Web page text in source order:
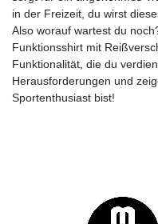
in der Freizeit, du wirst
Also worauf wartest du
Funktionsshirt mit
Funktionalität, die du
Herausforderungen und
Sportenthusiast bist!